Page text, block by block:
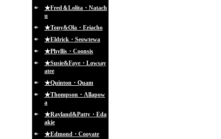
★Fred＆Lolita・Natach
u
★Tony&Ola・Eriacho
★Eldrick・Seowtewa
★Phyllis・Coonsis
★Susie&Faye・Lowsay
atee
★Quinton・Quam
★Thompson・Allapow
a
★Rayland&Patty・Eda
akie
★Edmond・Cooyate